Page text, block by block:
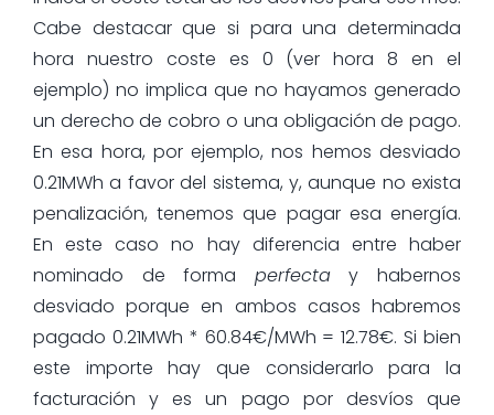
Cabe destacar que si para una determinada
hora nuestro coste es 0 (ver hora 8 en el
ejemplo) no implica que no hayamos generado
un derecho de cobro o una obligación de pago.
En esa hora, por ejemplo, nos hemos desviado
0.21MWh a favor del sistema, y, aunque no exista
penalización, tenemos que pagar esa energía.
En este caso no hay diferencia entre haber
nominado de forma perfectay habernos
desviado porque en ambos casos habremos
pagado 0.21MWh * 60.84€/MWh = 12.78€. Si bien
este importe hay que considerarlo para la
facturación y es un pago por desvíos que